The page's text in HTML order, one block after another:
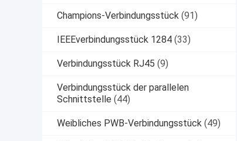
Champions-Verbindungsstück (91)
IEEEverbindungsstück 1284 (33)
Verbindungsstück RJ45 (9)
Verbindungsstück der parallelen
Schnittstelle (44)
Weibliches PWB-Verbindungsstück (49)